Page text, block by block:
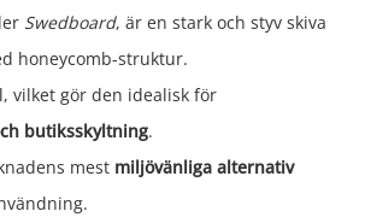
Swedboard, är en stark och styv skiva
honeycomb-struktur.
vilket gör den idealisk för
butiksskyltning.
mest miljövänliga alternativ